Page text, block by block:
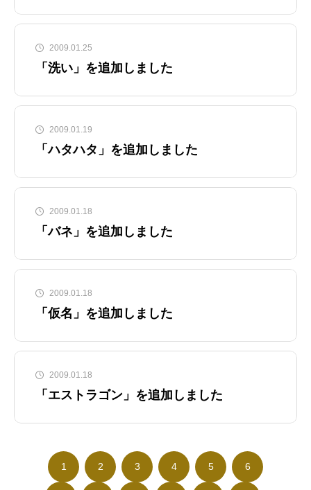
2009.01.25
「洗い」を追加しました
2009.01.19
「ハタハタ」を追加しました
2009.01.18
「バネ」を追加しました
2009.01.18
「仮名」を追加しました
2009.01.18
「エストラゴン」を追加しました
1 2 3 4 5 6